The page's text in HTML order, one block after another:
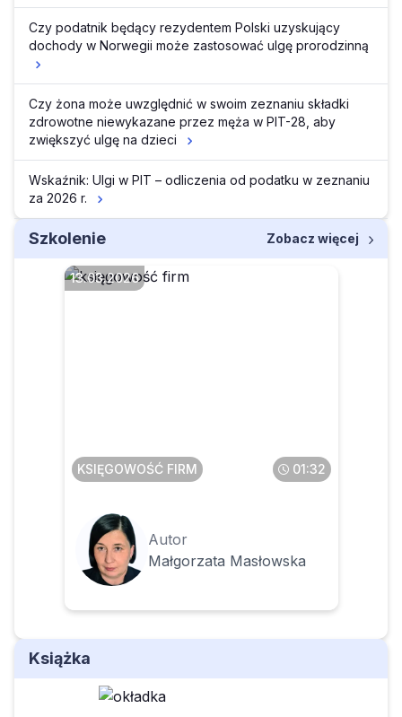
Czy podatnik będący rezydentem Polski uzyskujący
dochody w Norwegii może zastosować ulgę prorodzinną
Czy żona może uwzględnić w swoim zeznaniu składki
zdrowotne niewykazane przez męża w PIT-28, aby
zwiększyć ulgę na dzieci
Wskaźnik: Ulgi w PIT – odliczenia od podatku w zeznaniu
za 2026 r.
Szkolenie Zobacz więcej
13.03.2026
KSIĘGOWOŚĆ FIRM 01:32
Autor
Małgorzata Masłowska
Książka